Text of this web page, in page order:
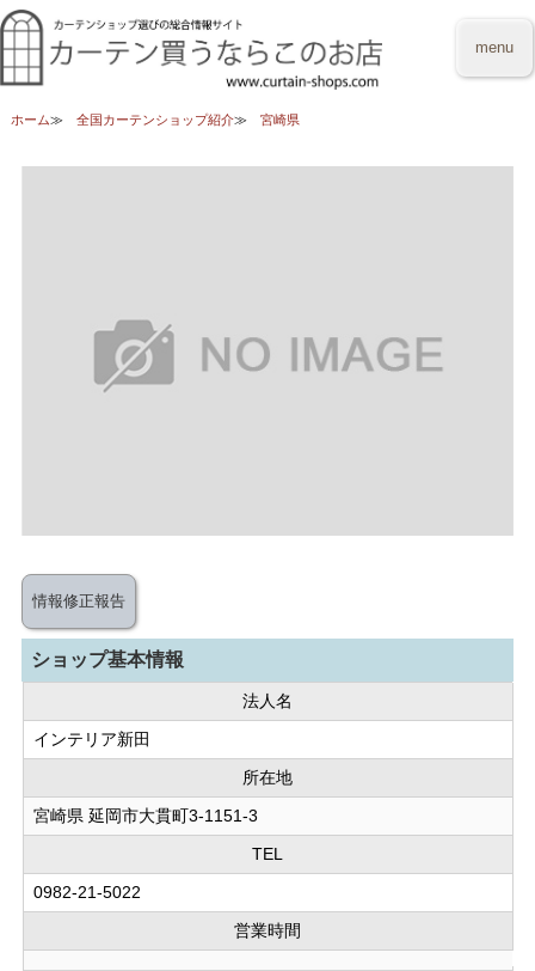
menu
ホーム 全国カーテンショップ紹介 宮崎県
情報修正報告
ショップ基本情報
法人名
インテリア新田
所在地
宮崎県 延岡市大貫町3-1151-3
TEL
0982-21-5022
営業時間